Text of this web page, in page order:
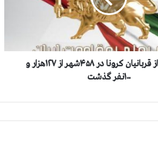
آمار جانگداز قربانیان کرونا در ۴۵۸شهر از ۱۲۷هزار و
۱۰۰نفر گذشت